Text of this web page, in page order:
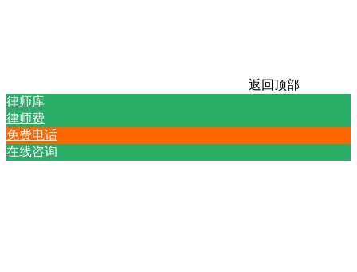
返回顶部
律师库
律师费
免费电话
在线咨询